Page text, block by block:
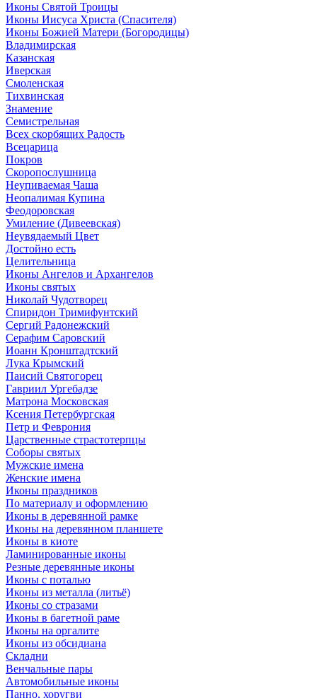
Иконы Святой Троицы
Иконы Иисуса Христа (Спасителя)
Иконы Божией Матери (Богородицы)
Владимирская
Казанская
Иверская
Смоленская
Тихвинская
Знамение
Семистрельная
Всех скорбящих Радость
Всецарица
Покров
Скоропослушница
Неупиваемая Чаша
Неопалимая Купина
Феодоровская
Умиление (Дивеевская)
Неувядаемый Цвет
Достойно есть
Целительница
Иконы Ангелов и Архангелов
Иконы святых
Николай Чудотворец
Спиридон Тримифунтский
Сергий Радонежский
Серафим Саровский
Иоанн Кронштадтский
Лука Крымский
Паисий Святогорец
Гавриил Ургебадзе
Матрона Московская
Ксения Петербургская
Петр и Феврония
Царственные страстотерпцы
Соборы святых
Мужские имена
Женские имена
Иконы праздников
По материалу и оформлению
Иконы в деревянной рамке
Иконы на деревянном планшете
Иконы в киоте
Ламинированные иконы
Резные деревянные иконы
Иконы с поталью
Иконы из металла (литьё)
Иконы со стразами
Иконы в багетной раме
Иконы на оргалите
Иконы из обсидиана
Складни
Венчальные пары
Автомобильные иконы
Панно, хоругви